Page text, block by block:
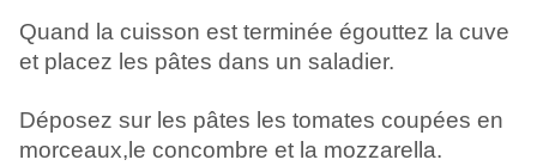
Quand la cuisson est terminée égouttez la cuve
et placez les pâtes dans un saladier.
Déposez sur les pâtes les tomates coupées en
morceaux,le concombre et la mozzarella.